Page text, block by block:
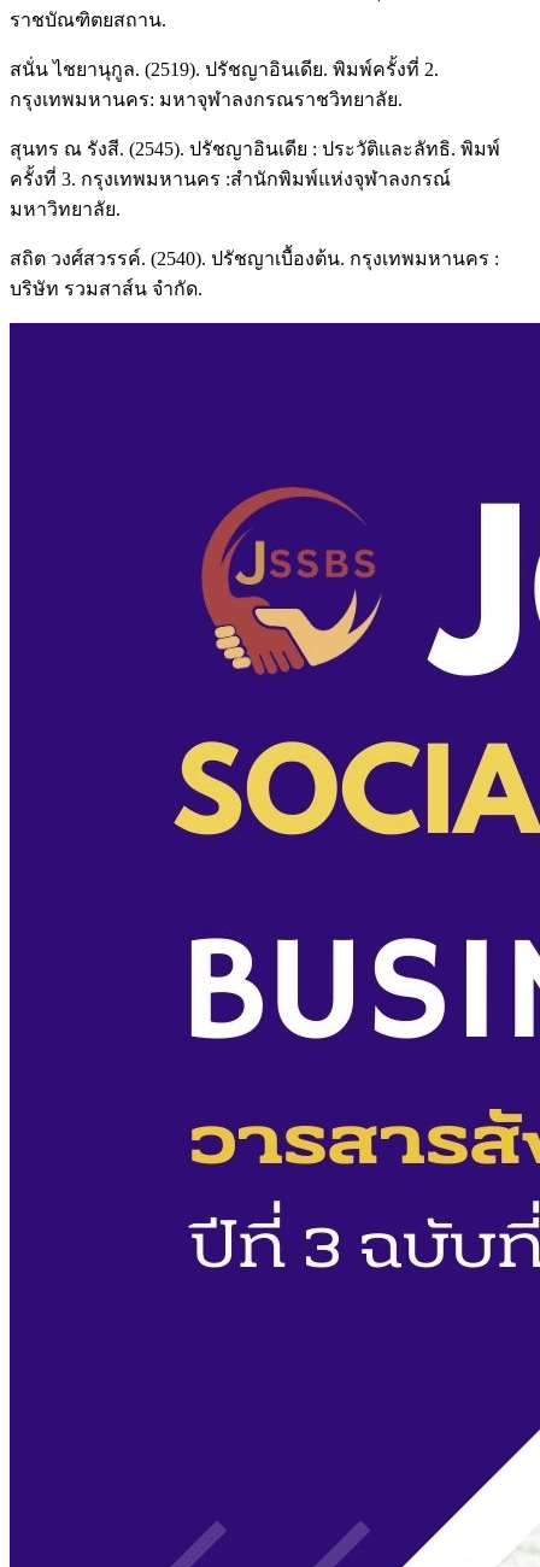
ราชบัณฑิตยสถาน.
สนั่น ไชยานุกูล. (2519). ปรัชญาอินเดีย. พิมพ์ครั้งที่ 2.
กรุงเทพมหานคร: มหาจุฬาลงกรณราชวิทยาลัย.
สุนทร ณ รังสี. (2545). ปรัชญาอินเดีย : ประวัติและลัทธิ. พิมพ์
ครั้งที่ 3. กรุงเทพมหานคร :สํานักพิมพ์แห่งจุฬาลงกรณ์
มหาวิทยาลัย.
สถิต วงศ์สวรรค์. (2540). ปรัชญาเบื้องต้น. กรุงเทพมหานคร :
บริษัท รวมสาส์น จํากัด.